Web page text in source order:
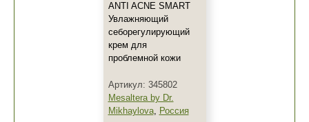
ANTI ACNE SMART
Увлажняющий
себорегулирующий
крем для
проблемной кожи
Артикул: 345802
Mesaltera by Dr.
Mikhaylova, Россия